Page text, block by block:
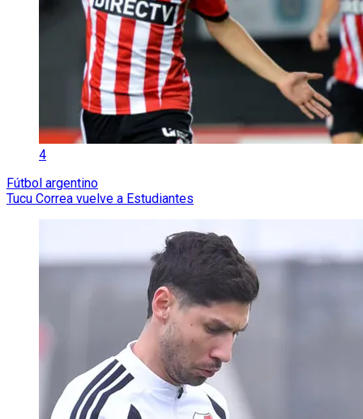
4
Fútbol argentino
Tucu Correa vuelve a Estudiantes